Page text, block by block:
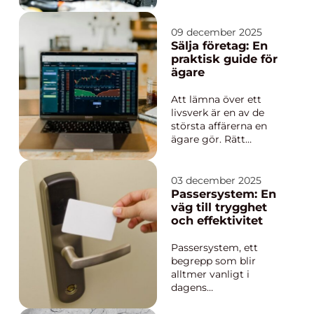
monument pryder
detaljerade
inskriptioner, till
moderna hantverk där
att ge...
09 december 2025
Sälja företag: En
praktisk guide för
ägare
Att lämna över ett
livsverk är en av de
största affärerna en
ägare gör. Rätt
riskerna och skapa en
smidig övergång för
personal och kunder.
Aff&au...
03 december 2025
Passersystem: En
väg till trygghet
och effektivitet
Passersystem, ett
begrepp som blir
alltmer vanligt i
dagens